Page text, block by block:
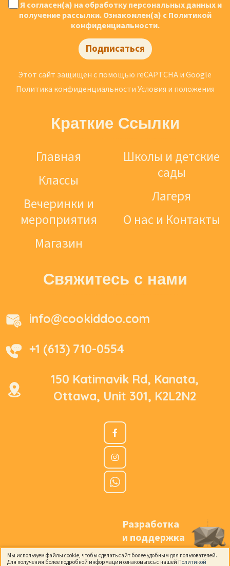
Я согласен(а) на обработку персональных данных и
получение рассылки. Ознакомлен(а) с Политикой
конфиденциальности.
Подписаться
Этот сайт защищен с помощью reCAPTCHA и Google
Политика конфиденциальностиУсловия и положения
Краткие Ссылки
Главная
Классы
Вечеринки и
мероприятия
Магазин
Школы и детские
сады
Лагеря
О нас и Контакты
Свяжитесь с нами
info@cookiddoo.com
+1 (613) 710-0554
150 Katimavik Rd, Kanata,
Ottawa, Unit 301, K2L2N2
Разработка
и поддержка
Мы используем файлы cookie, чтобы сделать сайт более удобным для пользователей.
Для получения более подробной информации ознакомьтесь с нашей Политикой